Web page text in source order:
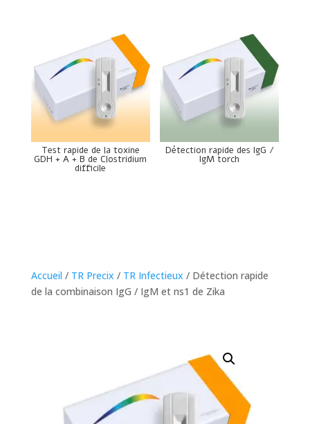
Test rapide de la toxine
GDH + A + B de Clostridium
difficile
Détection rapide des IgG /
IgM torch
Accueil / TR Precix / TR Infectieux / Détection rapide
de la combinaison IgG / IgM et ns1 de Zika